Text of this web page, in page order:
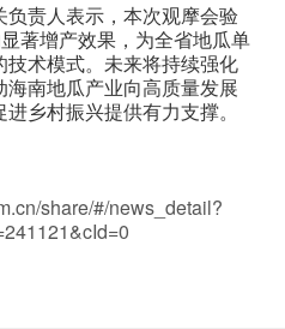
责人表示，本次观摩会验
著增产效果，为全省地瓜单
术模式。未来将持续强化
南地瓜产业向高质量发展
乡村振兴提供有力支撑。
share/#/news_detail?